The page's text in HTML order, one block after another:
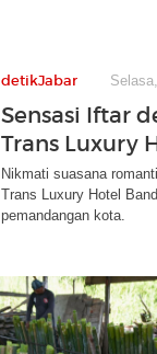
detikJabar
Sensasi Iftar
Trans Luxury
Nikmati suasana
Trans Luxury Hotel
pemandangan kota.